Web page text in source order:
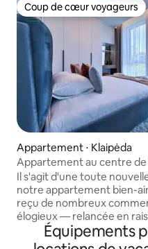
Coup de cœur voyageurs
Coup de cœur voyageurs
Appartement ⋅ Klaipėda
Appartement au centre de
avec parking gratuit
Il s'agit d'une toute
notre appartement bien-
reçu de nombreux
élogieux — relancée en
changement dans notre
d'hébergement.
Équipements